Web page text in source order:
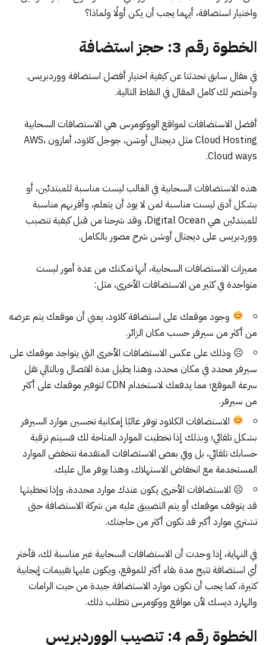
واختيار استضافة، أيهما يجب أن يكن أولًا ولماذا؟
الخطوة رقم 3: حجز استضافة
في مقال سابق تحدثنا عن كيفية اختيار أفضل استضافة ووردبريس.
وأختصر لك كامل المقال في النقاط التالية.
أفضل الاستضافات لمواقع الووكومرس هي الاستضافات السحابية
Cloud Hosting مثل ديجتال أوشن، جوجل كلاود، أمازون AWS،
Cloud ways.
هذه الاستضافات السحابية في الغالب ليست مناسبة للمبتدئين، أو
بشكل أدق ليست مناسبة لمن لا يود أن يتعلم، وأقربهم مناسبة
للمبتدئين هي Digital Ocean، وقد شرحنا من قبل كيفية
تنصيب
ووردبريس على ديجتال أوشن شرح مصور بالكامل.
مميزات الاستضافات السحابية، أنها تمكنك من عدة أمور ليست
متواجدة في كثير من الاستضافات الأخرى، مثل:
وجود موقعك على استضافة كلاود، يعني أن موقعك يتم عرضه
من أكثر من سيرفر حسب مكان الزائر.
☹ وذلك على عكس الاستضافات الأخرى التي يتواجد موقعك على
سيرفر محدد في مكان محدد، وهذا يطيل مدة الاتصال وبالتالي تقل
سرعة الموقع؛ مما يدفعك لاستخدام CDN لتوفير موقعك على أكثر
من سيرفر.
الاستضافات الكلاود توفر غالبًا إمكانية تحسين موارد السيرفر
بشكل تلقائي؛ وبذلك إذا تخطيت الموارد المتاحة لك فسيتم ترقية
حسابك تلقائي، بل وفي بعض الاستضافات المتقدمة تنخفض الموارد
المستخدمة مع انخفاض الاستهلاك، وهذا يوفر مال عليك.
☹ الاستضافات الأخرى يكون عندك موارد محددة، وإذا تخطيتها
قد يتوقف موقعك أو يتم التضييق عليه من شركة الاستضافة حتى
تشتري موارد أكبر قد تكون أكثر من حاجتك.
في النهاية، إذا وجدت أن الاستضافات السحابية غير مناسبة لك، فأختر
أي استضافة تتيح مدة بقاء أكثر للموقع، ويكون عليها تقييمات إيجابية
كثيرة، كما يجب أن تكون موارد الاستضافة جيدة من حيث الرامات
والهارد ديسك لأن مواقع ووكومرس تتطلب ذلك.
الخطوة رقم 4: تنصيب الووردبريس